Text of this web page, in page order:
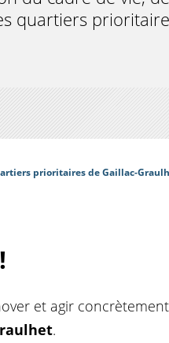
quartiers
prioritaires de Gaillac-
et agir
.